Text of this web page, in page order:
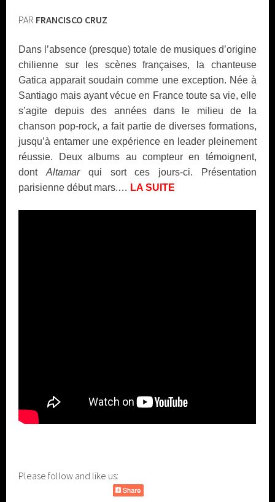
PAR FRANCISCO CRUZ
Dans l’absence (presque) totale de musiques d’origine
chilienne sur les scènes françaises, la chanteuse
Gatica apparait soudain comme une exception. Née à
Santiago mais ayant vécue en France toute sa vie, elle
s’agite depuis des années dans le milieu de la
chanson pop-rock, a fait partie de diverses formations,
jusqu’à entamer une expérience en leader pleinement
réussie. Deux albums au compteur en témoignent,
dontAltamarqui sort ces jours-ci. Présentation
parisienne début mars.… LA SUITE
Please follow and like us: